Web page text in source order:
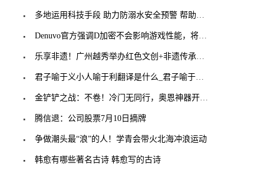
多地运用科技手段 助力防溺水安全预警 帮助学生安
Denuvo官方强调D加密不会影响游戏性能，将邀请媒体
乐享非遗！广州越秀举办红色文创+非遗传承主题集市
君子喻于义小人喻于利翻译是什么_君子喻于义小人喻
金铲铲之战：不卷！冷门无同行，奥恩神器开局思路
腾信退：公司股票7月10日摘牌
争做潮头最“浪”的人！学青会带火北海冲浪运动
韩愈有哪些著名古诗 韩愈写的古诗